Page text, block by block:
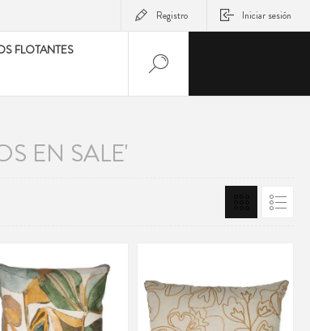
Registro Iniciar sesión
FLOTANTES
EN SALE'